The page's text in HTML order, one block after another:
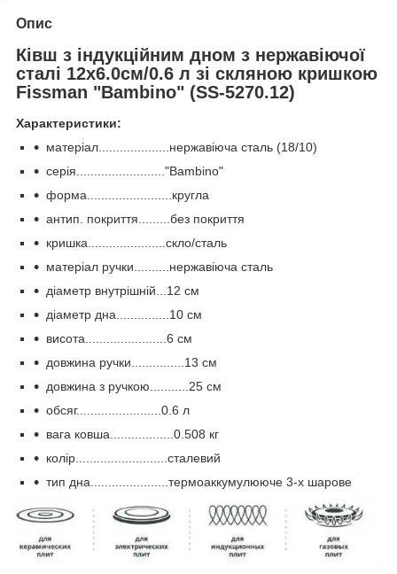
Опис
Ківш з індукційним дном з нержавіючої
сталі 12х6.0см/0.6 л зі скляною кришкою
Fissman "Bambino" (SS-5270.12)
Характеристики:
матеріал....................нержавіюча сталь (18/10)
серія........................."Bambino"
форма........................кругла
антип. покриття.........без покриття
кришка......................скло/сталь
матеріал ручки..........нержавіюча сталь
діаметр внутрішній...12 см
діаметр дна...............10 см
висота.......................6 см
довжина ручки...............13 см
довжина з ручкою...........25 см
обсяг........................0.6 л
вага ковша..................0.508 кг
колір..........................сталевий
тип дна......................термоаккумулююче 3-х шарове